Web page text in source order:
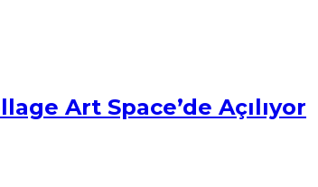
Art Space’de Açılıyor